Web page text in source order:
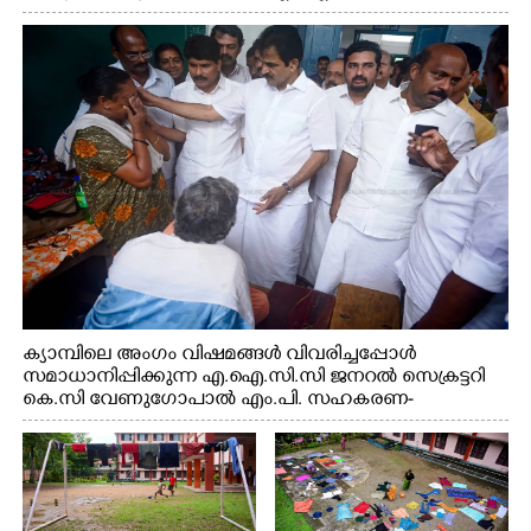
സെക്രട്ടറി കെ.സി വേണുഗോപാൽ എം.പി കുരുന്നിനെ
എടുത്ത് ലാളിച്ചപ്പോൾ. സഹകരണ-എക്സൈസ്
വകുപ്പ് മന്ത്രി എം. ലിജു, കൃഷിവകുപ്പ് മന്ത്രി ടി. സിദ്ദിഖ്,
റെജി ചെറിയാൻ എം. എൽ. എ എന്നിവർ സമീപം
ക്യാമ്പിലെ അംഗം വിഷമങ്ങൾ വിവരിച്ചപ്പോൾ
സമാധാനിപ്പിക്കുന്ന എ.ഐ.സി.സി ജനറൽ സെക്രട്ടറി
കെ.സി വേണുഗോപാൽ എം.പി. സഹകരണ-
എക്സൈസ് വകുപ്പ് മന്ത്രി എം. ലിജു, എന്നിവർ